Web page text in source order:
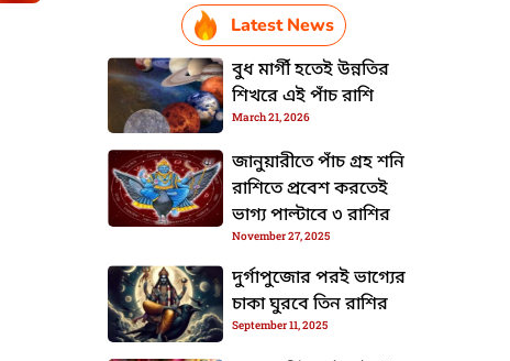
HTML / JS Code
Latest News
বুধ মার্গী হতেই উন্নতির
শিখরে এই পাঁচ রাশি
March 21, 2026
জানুয়ারীতে পাঁচ গ্রহ শনি
রাশিতে প্রবেশ করতেই
ভাগ্য পাল্টাবে ৩ রাশির
November 27, 2025
দুর্গাপুজোর পরই ভাগ্যের
চাকা ঘুরবে তিন রাশির
September 11, 2025